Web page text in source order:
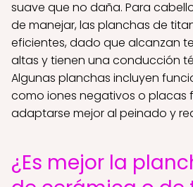
suave que no daña. Para
de manejar, las planchas de
eficientes, dado que alcanzan
altas y tienen una conducción
Algunas planchas incluyen
como iones negativos o placas
adaptarse mejor al peinado y
¿Es mejor la